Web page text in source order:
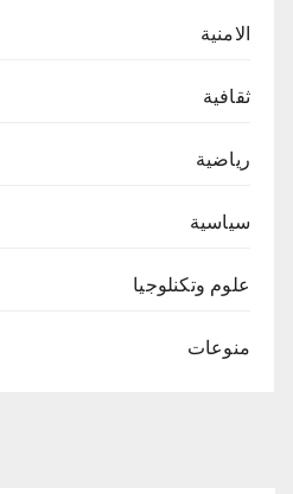
الامنية
ثقافية
رياضية
سياسية
علوم وتكنلوجيا
منوعات